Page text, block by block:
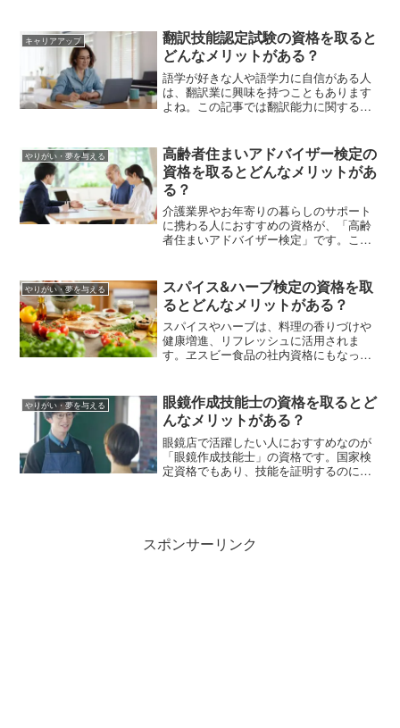
士」を紹介。資格取得に必要な経験や交
通心理士補資格認定試験について解説し
ます。
キャリアアップ
翻訳技能認定試験の資格を取ると
どんなメリットがある？
語学が好きな人や語学力に自信がある人
は、翻訳業に興味を持つこともあります
よね。この記事では翻訳能力に関する
レンジできる試験の種類、受験費用、受
験資格などを確認しましょう。
やりがい・夢を与える
高齢者住まいアドバイザー検定の
資格を取るとどんなメリットがあ
る？
介護業界やお年寄りの暮らしのサポート
に携わる人におすすめの資格が、「高齢
者住まいアドバイザー検定」です。この
などを解説します。
やりがい・夢を与える
スパイス&ハーブ検定の資格を取
るとどんなメリットがある？
スパイスやハーブは、料理の香りづけや
健康増進、リフレッシュに活用されま
す。ヱスビー食品の社内資格にもなって
できます。この記事では、スパイス&ハー
ブ検定の1級、2級、3級の違い、試験の出
題範囲、受験費用、資格取得に向いてい
る人について解説します。
やりがい・夢を与える
眼鏡作成技能士の資格を取るとど
んなメリットがある？
眼鏡店で活躍したい人におすすめなのが
「眼鏡作成技能士」の資格です。国家検
定資格でもあり、技能を証明するのに役
スポンサーリンク